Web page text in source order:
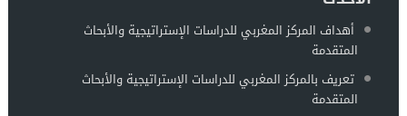
أهداف المركز المغربي للدراسات الإستراتيجية والأبحاث
المتقدمة
تعريف بالمركز المغربي للدراسات الإستراتيجية والأبحاث
المتقدمة